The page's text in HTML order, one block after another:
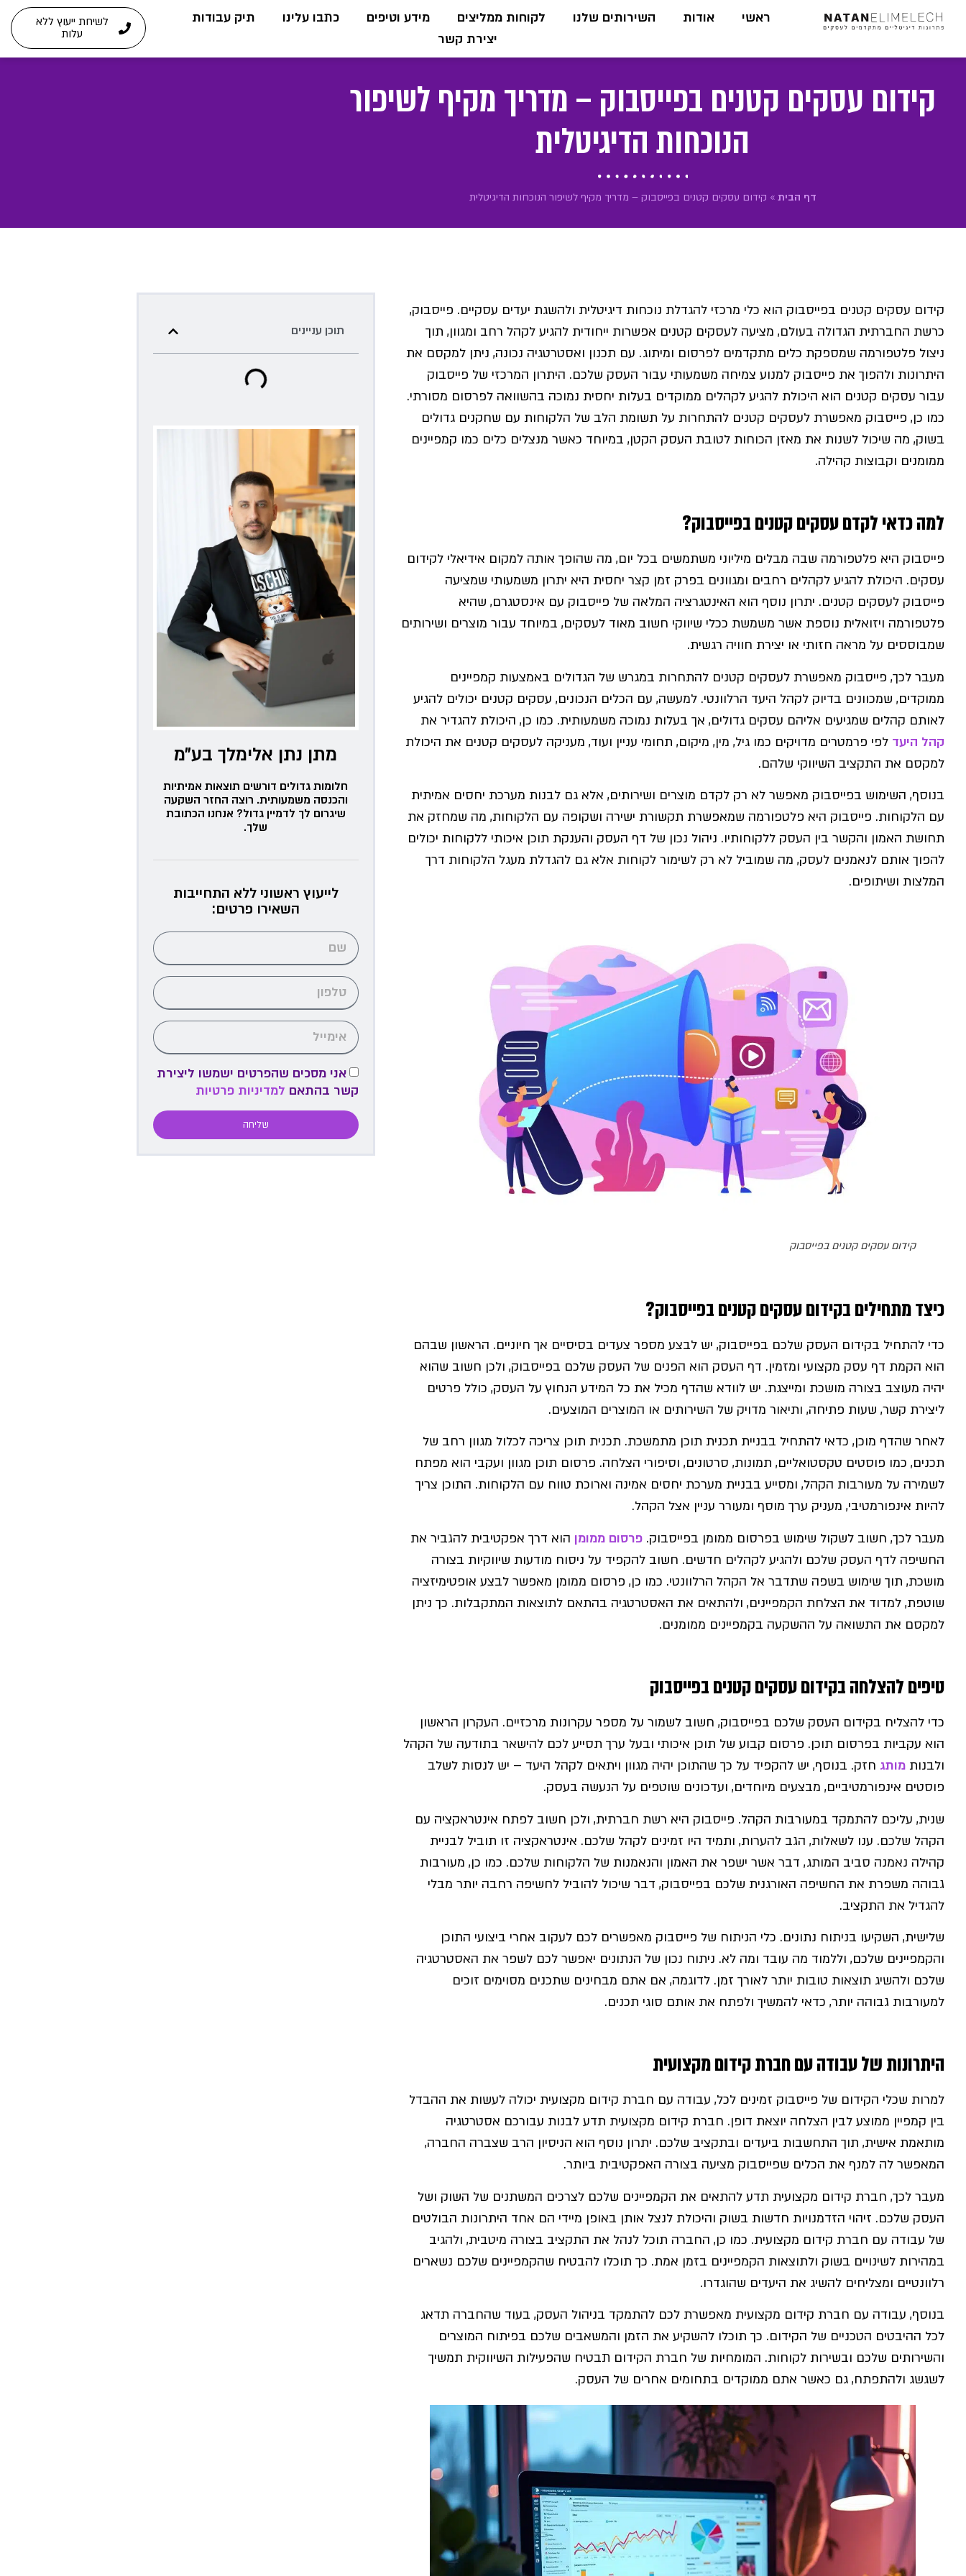
ראשי אודות השירותים שלנו לקוחות ממליצים מידע וטיפים כתבו עלינו
תיק עבודות
יצירת קשר
לשיחת ייעוץ ללא
עלות
קידום עסקים קטנים בפייסבוק – מדריך מקיף לשיפור
הנוכחות הדיגיטלית
דף הבית » קידום עסקים קטנים בפייסבוק – מדריך מקיף לשיפור הנוכחות הדיגיטלית
קידום עסקים קטנים בפייסבוק הוא כלי מרכזי להגדלת נוכחות דיגיטלית ולהשגת יעדים עסקיים. פייסבוק,
כרשת החברתית הגדולה בעולם, מציעה לעסקים קטנים אפשרות ייחודית להגיע לקהל רחב ומגוון, תוך
ניצול פלטפורמה שמספקת כלים מתקדמים לפרסום ומיתוג. עם תכנון ואסטרטגיה נכונה, ניתן למקסם את
היתרונות ולהפוך את פייסבוק למנוע צמיחה משמעותי עבור העסק שלכם. היתרון המרכזי של פייסבוק
עבור עסקים קטנים הוא היכולת להגיע לקהלים ממוקדים בעלות יחסית נמוכה בהשוואה לפרסום מסורתי.
כמו כן, פייסבוק מאפשרת לעסקים קטנים להתחרות על תשומת הלב של הלקוחות עם שחקנים גדולים
בשוק, מה שיכול לשנות את מאזן הכוחות לטובת העסק הקטן, במיוחד כאשר מנצלים כלים כמו קמפיינים
ממומנים וקבוצות קהילה.
למה כדאי לקדם עסקים קטנים בפייסבוק?
פייסבוק היא פלטפורמה שבה מבלים מיליוני משתמשים בכל יום, מה שהופך אותה למקום אידיאלי לקידום
עסקים. היכולת להגיע לקהלים רחבים ומגוונים בפרק זמן קצר יחסית היא יתרון משמעותי שמציעה
פייסבוק לעסקים קטנים. יתרון נוסף הוא האינטגרציה המלאה של פייסבוק עם אינסטגרם, שהיא
פלטפורמה ויזואלית נוספת אשר משמשת ככלי שיווקי חשוב מאוד לעסקים, במיוחד עבור מוצרים ושירותים
שמבוססים על מראה חזותי או יצירת חוויה רגשית.
מעבר לכך, פייסבוק מאפשרת לעסקים קטנים להתחרות במגרש של הגדולים באמצעות קמפיינים
ממוקדים, שמכוונים בדיוק לקהל היעד הרלוונטי. למעשה, עם הכלים הנכונים, עסקים קטנים יכולים להגיע
לאותם קהלים שמגיעים אליהם עסקים גדולים, אך בעלות נמוכה משמעותית. כמו כן, היכולת להגדיר את
קהל היעד לפי פרמטרים מדויקים כמו גיל, מין, מיקום, תחומי עניין ועוד, מעניקה לעסקים קטנים את היכולת
למקסם את התקציב השיווקי שלהם.
בנוסף, השימוש בפייסבוק מאפשר לא רק לקדם מוצרים ושירותים, אלא גם לבנות מערכת יחסים אמיתית
עם הלקוחות. פייסבוק היא פלטפורמה שמאפשרת תקשורת ישירה ושקופה עם הלקוחות, מה שמחזק את
תחושת האמון והקשר בין העסק ללקוחותיו. ניהול נכון של דף העסק והענקת תוכן איכותי ללקוחות יכולים
להפוך אותם לנאמנים לעסק, מה שמוביל לא רק לשימור לקוחות אלא גם להגדלת מעגל הלקוחות דרך
המלצות ושיתופים.
קידום עסקים קטנים בפייסבוק
כיצד מתחילים בקידום עסקים קטנים בפייסבוק?
כדי להתחיל בקידום העסק שלכם בפייסבוק, יש לבצע מספר צעדים בסיסיים אך חיוניים. הראשון שבהם
הוא הקמת דף עסק מקצועי ומזמין. דף העסק הוא הפנים של העסק שלכם בפייסבוק, ולכן חשוב שהוא
יהיה מעוצב בצורה מושכת ומייצגת. יש לוודא שהדף מכיל את כל המידע הנחוץ על העסק, כולל פרטים
ליצירת קשר, שעות פתיחה, ותיאור מדויק של השירותים או המוצרים המוצעים.
לאחר שהדף מוכן, כדאי להתחיל בבניית תכנית תוכן מתמשכת. תכנית תוכן צריכה לכלול מגוון רחב של
תכנים, כמו פוסטים טקסטואליים, תמונות, סרטונים, וסיפורי הצלחה. פרסום תוכן מגוון ועקבי הוא מפתח
לשמירה על מעורבות הקהל, ומסייע בבניית מערכת יחסים אמינה וארוכת טווח עם הלקוחות. התוכן צריך
להיות אינפורמטיבי, מעניק ערך מוסף ומעורר עניין אצל הקהל.
מעבר לכך, חשוב לשקול שימוש בפרסום ממומן בפייסבוק. פרסום ממומן הוא דרך אפקטיבית להגביר את
החשיפה לדף העסק שלכם ולהגיע לקהלים חדשים. חשוב להקפיד על ניסוח מודעות שיווקיות בצורה
מושכת, תוך שימוש בשפה שתדבר אל הקהל הרלוונטי. כמו כן, פרסום ממומן מאפשר לבצע אופטימיזציה
שוטפת, למדוד את הצלחת הקמפיינים, ולהתאים את האסטרטגיה בהתאם לתוצאות המתקבלות. כך ניתן
למקסם את התשואה על ההשקעה בקמפיינים ממומנים.
טיפים להצלחה בקידום עסקים קטנים בפייסבוק
כדי להצליח בקידום העסק שלכם בפייסבוק, חשוב לשמור על מספר עקרונות מרכזיים. העקרון הראשון
הוא עקביות בפרסום תוכן. פרסום קבוע של תוכן איכותי ובעל ערך תסייע לכם להישאר בתודעה של הקהל
ולבנות מותג חזק. בנוסף, יש להקפיד על כך שהתוכן יהיה מגוון ויתאים לקהל היעד – יש לנסות לשלב
פוסטים אינפורמטיביים, מבצעים מיוחדים, ועדכונים שוטפים על הנעשה בעסק.
שנית, עליכם להתמקד במעורבות הקהל. פייסבוק היא רשת חברתית, ולכן חשוב לפתח אינטראקציה עם
הקהל שלכם. ענו לשאלות, הגב להערות, ותמיד היו זמינים לקהל שלכם. אינטראקציה זו תוביל לבניית
קהילה נאמנה סביב המותג, דבר אשר ישפר את האמון והנאמנות של הלקוחות שלכם. כמו כן, מעורבות
גבוהה משפרת את החשיפה האורגנית שלכם בפייסבוק, דבר שיכול להוביל לחשיפה רחבה יותר מבלי
להגדיל את התקציב.
שלישית, השקיעו בניתוח נתונים. כלי הניתוח של פייסבוק מאפשרים לכם לעקוב אחרי ביצועי התוכן
והקמפיינים שלכם, וללמוד מה עובד ומה לא. ניתוח נכון של הנתונים יאפשר לכם לשפר את האסטרטגיה
שלכם ולהשיג תוצאות טובות יותר לאורך זמן. לדוגמה, אם אתם מבחינים שתכנים מסוימים זוכים
למעורבות גבוהה יותר, כדאי להמשיך ולפתח את אותם סוגי תכנים.
היתרונות של עבודה עם חברת קידום מקצועית
למרות שכלי הקידום של פייסבוק זמינים לכל, עבודה עם חברת קידום מקצועית יכולה לעשות את ההבדל
בין קמפיין ממוצע לבין הצלחה יוצאת דופן. חברת קידום מקצועית תדע לבנות עבורכם אסטרטגיה
מותאמת אישית, תוך התחשבות ביעדים ובתקציב שלכם. יתרון נוסף הוא הניסיון הרב שצברה החברה,
המאפשר לה למנף את הכלים שפייסבוק מציעה בצורה האפקטיבית ביותר.
מעבר לכך, חברת קידום מקצועית תדע להתאים את הקמפיינים שלכם לצרכים המשתנים של השוק ושל
העסק שלכם. זיהוי הזדמנויות חדשות בשוק והיכולת לנצל אותן באופן מיידי הם אחד היתרונות הבולטים
של עבודה עם חברת קידום מקצועית. כמו כן, החברה תוכל לנהל את התקציב בצורה מיטבית, ולהגיב
במהירות לשינויים בשוק ולתוצאות הקמפיינים בזמן אמת. כך תוכלו להבטיח שהקמפיינים שלכם נשארים
רלוונטיים ומצליחים להשיג את היעדים שהוגדרו.
בנוסף, עבודה עם חברת קידום מקצועית מאפשרת לכם להתמקד בניהול העסק, בעוד שהחברה תדאג
לכל ההיבטים הטכניים של הקידום. כך תוכלו להשקיע את הזמן והמשאבים שלכם בפיתוח המוצרים
והשירותים שלכם ובשירות לקוחות. המומחיות של חברת הקידום תבטיח שהפעילות השיווקית תמשיך
לשגשג ולהתפתח, גם כאשר אתם ממוקדים בתחומים אחרים של העסק.
תוכן עניינים
מתן נתן אלימלך בע״מ
חלומות גדולים דורשים תוצאות אמיתיות
והכנסה משמעותית. רוצה החזר השקעה
שיגרום לך לדמיין גדול? אנחנו הכתובת
שלך.
לייעוץ ראשוני ללא התחייבות
השאירו פרטים:
אני מסכים שהפרטים ישמשו ליצירת
קשר בהתאם למדיניות פרטיות
שליחה